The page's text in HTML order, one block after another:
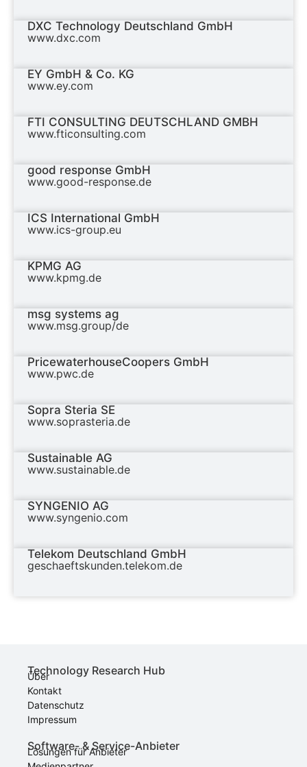
DXC Technology Deutschland GmbH
www.dxc.com
EY GmbH & Co. KG
www.ey.com
FTI CONSULTING DEUTSCHLAND GMBH
www.fticonsulting.com
good response GmbH
www.good-response.de
ICS International GmbH
www.ics-group.eu
KPMG AG
www.kpmg.de
msg systems ag
www.msg.group/de
PricewaterhouseCoopers GmbH
www.pwc.de
Sopra Steria SE
www.soprasteria.de
Sustainable AG
www.sustainable.de
SYNGENIO AG
www.syngenio.com
Telekom Deutschland GmbH
geschaeftskunden.telekom.de
Technology Research Hub
Über
Kontakt
Datenschutz
Impressum
Software- & Service-Anbieter
Lösungen für Anbieter